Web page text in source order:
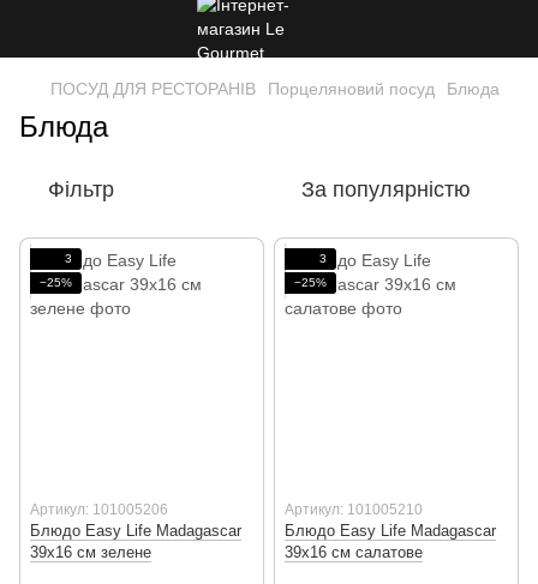
ПОСУД ДЛЯ РЕСТОРАНІВ Порцеляновий посуд Блюда
Блюда
Фільтр За популярністю
3
−25%
Артикул: 101005206
Блюдо Easy Life Madagascar
39х16 см зелене
3
−25%
Артикул: 101005210
Блюдо Easy Life Madagascar
39х16 см салатове